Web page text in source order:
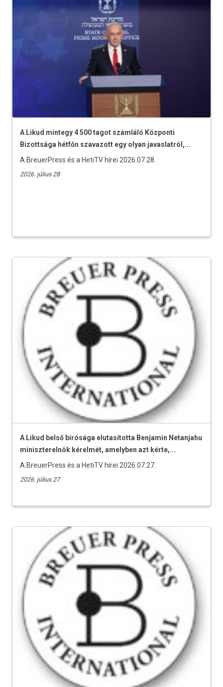
A Likud mintegy 4 500 tagot számláló Központi
Bizottsága hétfőn szavazott egy olyan javaslatról,...
A BreuerPress és a HetiTV hírei 2026.07.28.
2026. július 28
A Likud belső bírósága elutasította Benjamin Netanjahu
miniszterelnök kérelmét, amelyben azt kérte,...
A BreuerPress és a HetiTV hírei 2026.07.27.
2026. július 27